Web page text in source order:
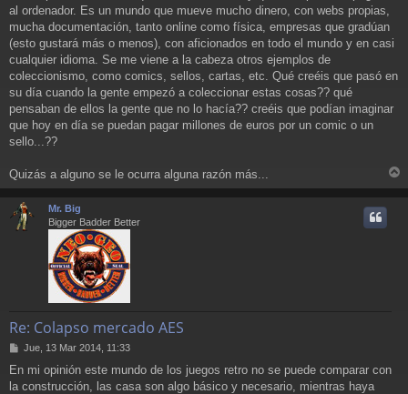
al ordenador. Es un mundo que mueve mucho dinero, con webs propias,
mucha documentación, tanto online como física, empresas que gradúan
(esto gustará más o menos), con aficionados en todo el mundo y en casi
cualquier idioma. Se me viene a la cabeza otros ejemplos de
coleccionismo, como comics, sellos, cartas, etc. Qué creéis que pasó en
su día cuando la gente empezó a coleccionar estas cosas?? qué
pensaban de ellos la gente que no lo hacía?? creéis que podían imaginar
que hoy en día se puedan pagar millones de euros por un comic o un
sello...??
Quizás a alguno se le ocurra alguna razón más...
r
Mr. Big
Bigger Badder Better
Re: Colapso mercado AES
M
n
s
Jue, 13 Mar 2014, 11:33
En mi opinión este mundo de los juegos retro no se puede comparar con
la construcción, las casa son algo básico y necesario, mientras haya